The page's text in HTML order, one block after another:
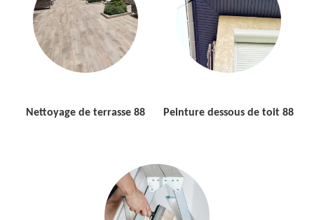
Nettoyage de terrasse 88 Peinture dessous de toit 88